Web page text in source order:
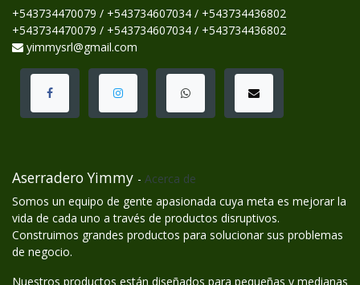
+543734470079 / +543734607034 / +543734436802
+543734470079 / +543734607034 / +543734436802
yimmysrl@gmail.com
Aserradero Yimmy - Acerca de
Somos un equipo de gente apasionada cuya meta es mejorar la
vida de cada uno a través de productos disruptivos.
Construimos grandes productos para solucionar sus problemas
de negocio.
Nuestros productos están diseñados para pequeñas y medianas